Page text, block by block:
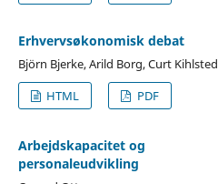
Erhvervsøkonomisk debat
Björn Bjerke, Arild Borg, Curt
HTML
PDF
Arbejdskapacitet og
personaleudvikling